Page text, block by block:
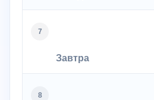
7
Завтра
8